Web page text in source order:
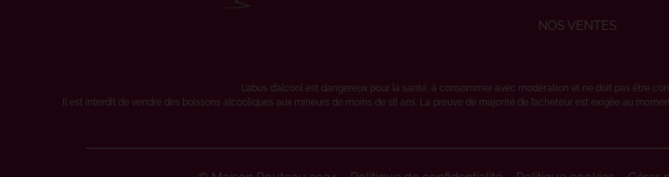
NOS VENTES
L’abus d’alcool est dangereux pour la santé, à consommer avec modération et ne doit pas être
Il est interdit de vendre des boissons alcooliques aux mineurs de moins de 18 ans. La preuve de majorité de l’acheteur est exigée au